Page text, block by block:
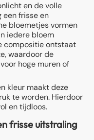
en de volle
frisse en
bloemetjes vormen
iedere bloem
compositie ontstaat
waardoor de
hoge muren of
kleur maakt deze
te worden. Hierdoor
en tijdloos.
frisse uitstraling